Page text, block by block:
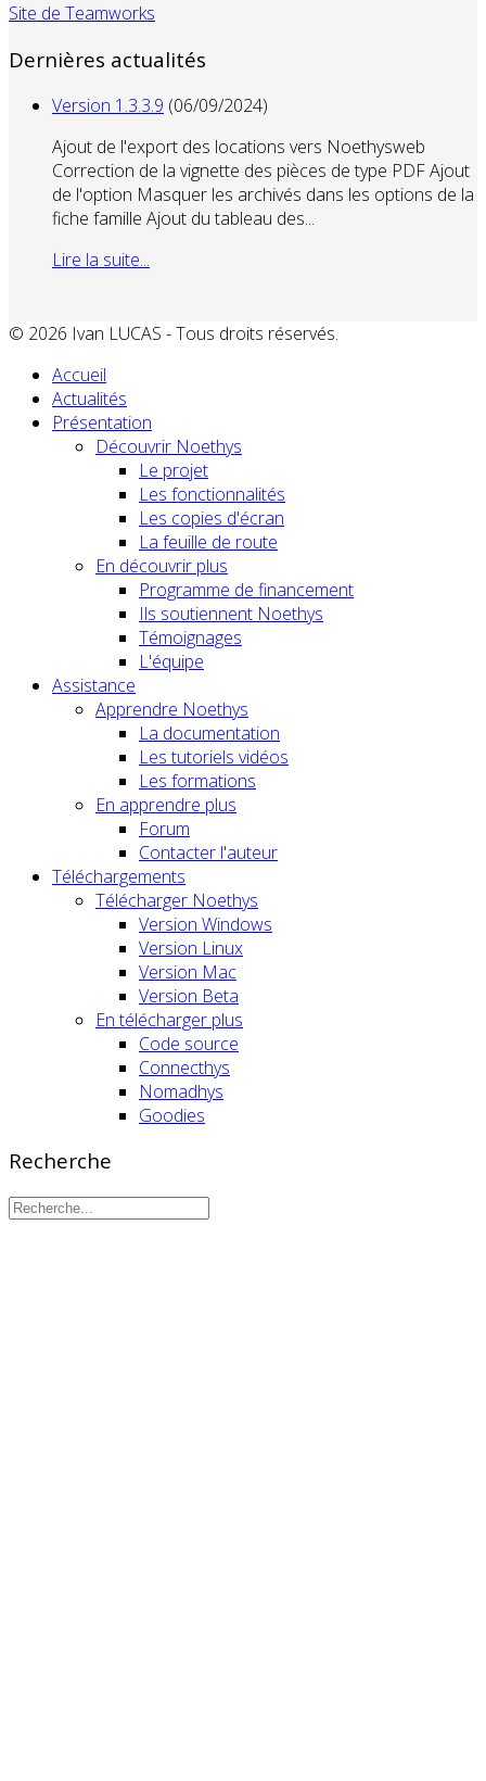
Site de Teamworks
Dernières actualités
Version 1.3.3.9 (06/09/2024)
Ajout de l'export des locations vers Noethysweb
Correction de la vignette des pièces de type PDF Ajout
de l'option Masquer les archivés dans les options de la
fiche famille Ajout du tableau des...
Lire la suite...
© 2026 Ivan LUCAS - Tous droits réservés.
Accueil
Actualités
Présentation
Découvrir Noethys
Le projet
Les fonctionnalités
Les copies d'écran
La feuille de route
En découvrir plus
Programme de financement
Ils soutiennent Noethys
Témoignages
L'équipe
Assistance
Apprendre Noethys
La documentation
Les tutoriels vidéos
Les formations
En apprendre plus
Forum
Contacter l'auteur
Téléchargements
Télécharger Noethys
Version Windows
Version Linux
Version Mac
Version Beta
En télécharger plus
Code source
Connecthys
Nomadhys
Goodies
Recherche